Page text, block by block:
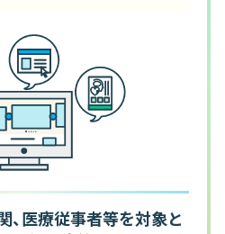
、医療従事者等を対象と